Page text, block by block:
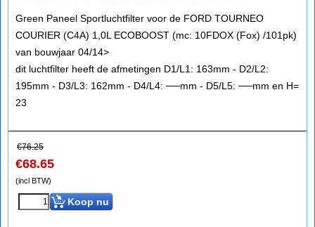
Green Paneel Sportluchtfilter voor de FORD TOURNEO
COURIER (C4A) 1,0L ECOBOOST (mc: 10FDOX (Fox) /101pk)
van bouwjaar 04/14>
dit luchtfilter heeft de afmetingen D1/L1: 163mm - D2/L2:
195mm - D3/L3: 162mm - D4/L4: ──mm - D5/L5: ──mm en H=
23
€76.25
€68.65
(incl BTW)
Koop nu